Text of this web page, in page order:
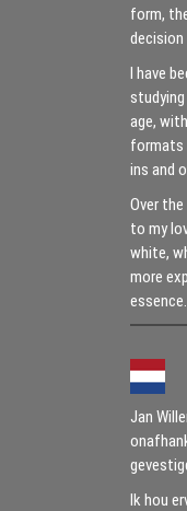
form,
I have
age,
formats
ins and
Over
to my
white,
more
essence.
Jan
Ik hou